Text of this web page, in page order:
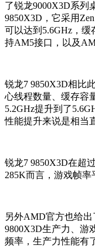
了锐龙9000X3D系
9850X3D，它采用
可以达到5.6GHz，缓
持AM5接口，以及
锐龙7 9850X3D相比
心线程数量、缓存容
5.2GHz提升到了
性能提升来说是相当
锐龙7 9850X3D在超
285K而言，游戏帧率
另外AMD官方也给出
9800X3D生产力、游
频率，生产力性能有